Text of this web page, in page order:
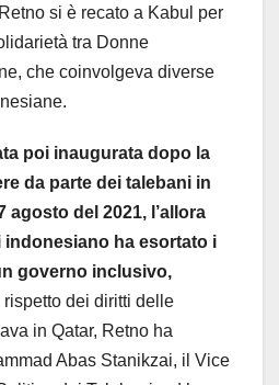
si è recato a Kabul per
tra Donne
che coinvolgeva diverse
poi inaugurata dopo la
da parte dei talebani in
agosto del 2021, l’allora
ha esortato i
governo inclusivo,
dei diritti delle
in Qatar, Retno ha
Abas Stanikzai, il Vice